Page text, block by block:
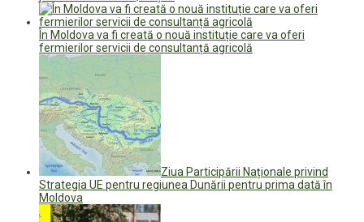
În Moldova va fi creată o nouă instituție care va oferi
fermierilor servicii de consultanță agricolă
Ziua Participării Naționale privind
Strategia UE pentru regiunea Dunării pentru prima dată în
Moldova